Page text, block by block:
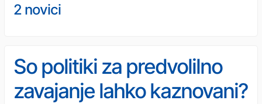
2 novici
So politiki za predvolilno
zavajanje lahko kaznovani?